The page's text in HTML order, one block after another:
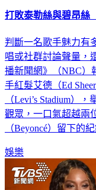
判斷一名歌手魅力有
唱或社群討論聲量，
播新聞網》（NBC）
手紅髮艾德（Ed
（Levi’s Stadium）
觀眾，一口氣超越兩
娛樂